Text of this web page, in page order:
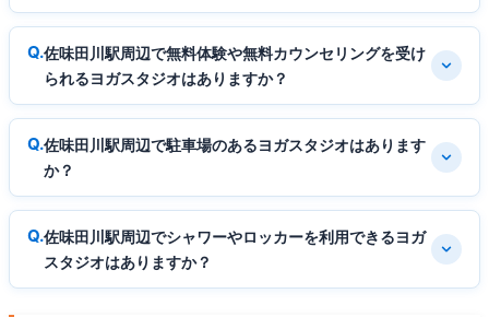
佐味田川駅周辺で無料体験や無料カウンセリングを受け
られるヨガスタジオはありますか？
佐味田川駅周辺で駐車場のあるヨガスタジオはあります
か？
佐味田川駅周辺でシャワーやロッカーを利用できるヨガ
スタジオはありますか？